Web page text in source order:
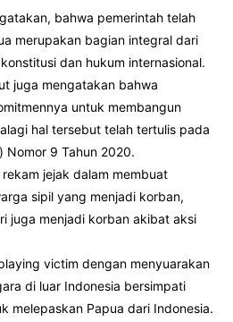
bahwa pemerintah telah
merupakan bagian integral dari
dan hukum internasional.
juga mengatakan bahwa
untuk membangun
hal tersebut telah tertulis pada
Nomor 9 Tahun 2020.
jejak dalam membuat
sipil yang menjadi korban,
juga menjadi korban akibat aksi
victim dengan menyuarakan
di luar Indonesia bersimpati
melepaskan Papua dari Indonesia.